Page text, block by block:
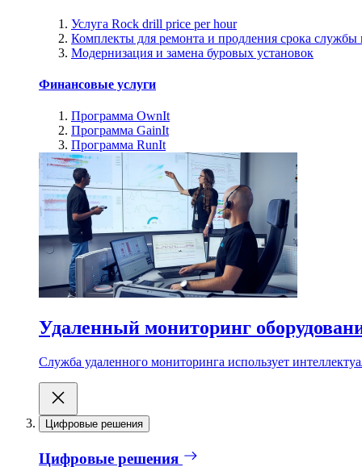
Услуга Rock drill price per hour
Комплекты для ремонта и продления срока службы
Модернизация и замена буровых установок
Финансовые услуги
Программа OwnIt
Программа GainIt
Программа RunIt
Удаленный мониторинг
Служба удаленного мониторинга использует
Цифровые решения
Цифровые решения